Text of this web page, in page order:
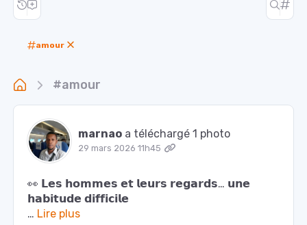
amour
#amour
marnao a téléchargé 1 photo
29 mars 2026 11h45
👀 𝗟𝗲𝘀 𝗵𝗼𝗺𝗺𝗲𝘀 𝗲𝘁 𝗹𝗲𝘂𝗿𝘀 𝗿𝗲𝗴𝗮𝗿𝗱𝘀… 𝘂𝗻𝗲
𝗵𝗮𝗯𝗶𝘁𝘂𝗱𝗲 𝗱𝗶𝗳𝗳𝗶𝗰𝗶𝗹𝗲
… Lire plus